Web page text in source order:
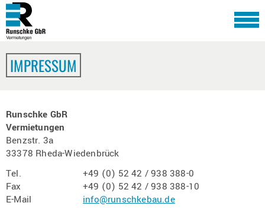
IMPRESSUM
Runschke GbR
Vermietungen
Benzstr. 3a
33378 Rheda-Wiedenbrück
Tel.
+49 (0) 52 42 / 938 388-0
Fax
+49 (0) 52 42 / 938 388-10
E-Mail
info@runschkebau.de